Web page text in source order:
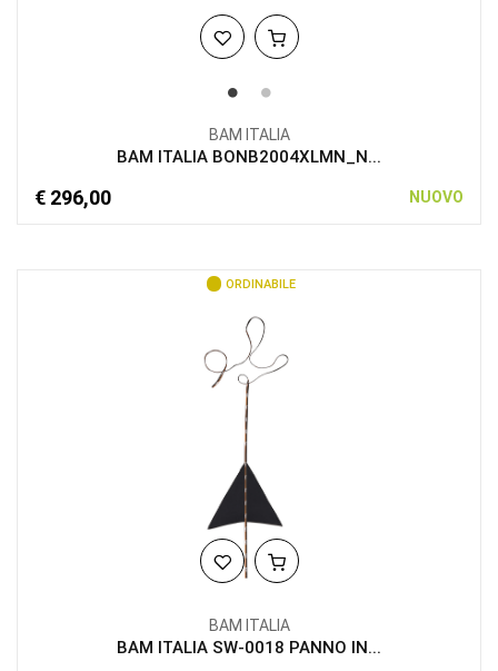
BAM ITALIA
BAM ITALIA BONB2004XLMN_N...
€ 296,00 NUOVO
ORDINABILE
BAM ITALIA
BAM ITALIA SW-0018 PANNO IN...